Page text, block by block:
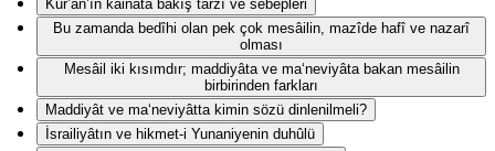
Kur’ân’ın kâinâta bakış tarzı ve sebepleri
Bu zamanda bedîhi olan pek çok mesâilin, mazîde hafî ve nazarî
olması
Mesâil iki kısımdır; maddiyâta ve ma‘neviyâta bakan mesâilin
birbirinden farkları
Maddiyât ve ma‘neviyâtta kimin sözü dinlenilmeli?
İsrailiyâtın ve hikmet-i Yunaniyenin duhûlü